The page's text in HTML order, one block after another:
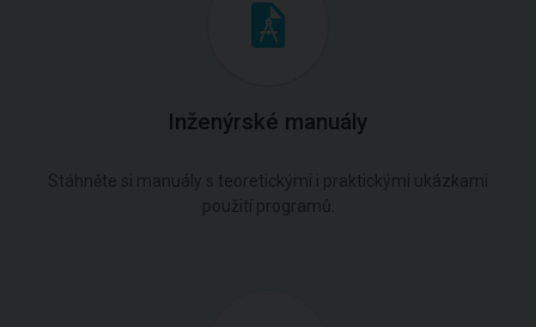
Inženýrské manuály
Stáhněte si manuály s teoretickými i praktickými ukázkami
použití programů.